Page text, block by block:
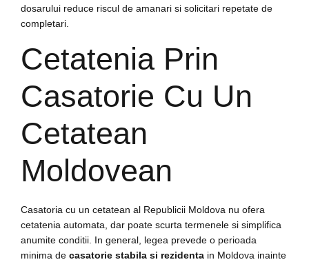
dosarului reduce riscul de amanari si solicitari repetate de
completari.
Cetatenia Prin
Casatorie Cu Un
Cetatean
Moldovean
Casatoria cu un cetatean al Republicii Moldova nu ofera
cetatenia automata, dar poate scurta termenele si simplifica
anumite conditii. In general, legea prevede o perioada
minima de casatorie stabila si rezidenta in Moldova inainte